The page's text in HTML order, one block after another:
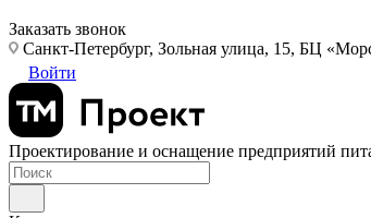
Заказать звонок
Санкт-Петербург, Зольная улица, 15, БЦ
Войти
Проектирование и оснащение предприятий